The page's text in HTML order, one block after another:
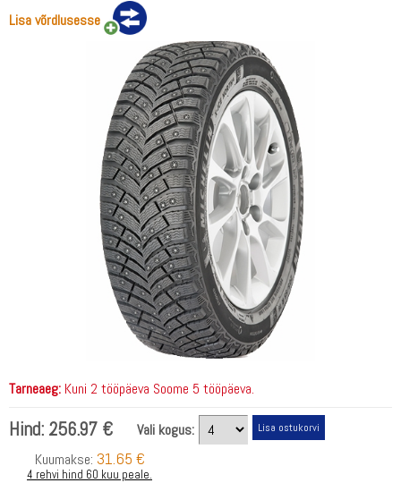
Lisa võrdlusesse
Tarneaeg: Kuni 2 tööpäeva Soome 5 tööpäeva.
Hind: 256.97 €
Vali kogus:
Kuumakse: 31.65 €
4 rehvi hind 60 kuu peale.